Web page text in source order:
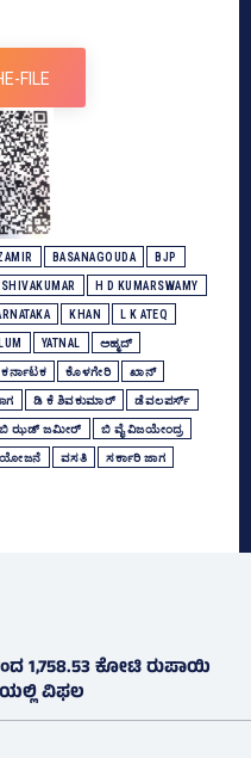
FILE
BASANAGOUDA BJP
SHIVAKUMAR H D KUMARSWAMY
KHAN L K ATEQ
YATNAL ಅಹ್ಮದ್‌
ಕರ್ನಾಟಕ ಕೊಳಗೇರಿ ಖಾನ್‌
ಡಿ ಕೆ ಶಿವಕುಮಾರ್ ಡೆವಲಪರ್ಸ್
ಬಿ ಝಡ್‌ ಜಮೀರ್‍‌ ಬಿ ವೈ ವಿಜಯೇಂದ್ರ
ಯೋಜನೆ ವಸತಿ ಸರ್ಕಾರಿ ಜಾಗ
1,758.53 ಕೋಟಿ ರುಪಾಯಿ
ವಿಫಲ